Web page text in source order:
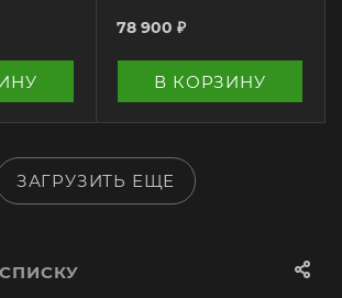
78 900 ₽
В КОРЗИНУ
ЗАГРУЗИТЬ ЕЩЕ